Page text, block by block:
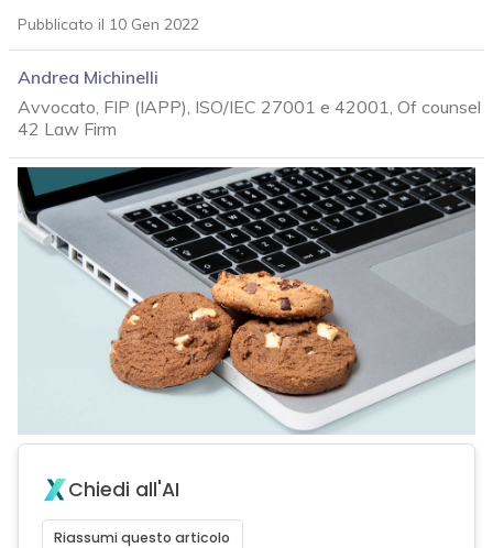
Pubblicato il 10 Gen 2022
Andrea Michinelli
Avvocato, FIP (IAPP), ISO/IEC 27001 e 42001, Of counsel
42 Law Firm
Chiedi all'AI
Riassumi questo articolo